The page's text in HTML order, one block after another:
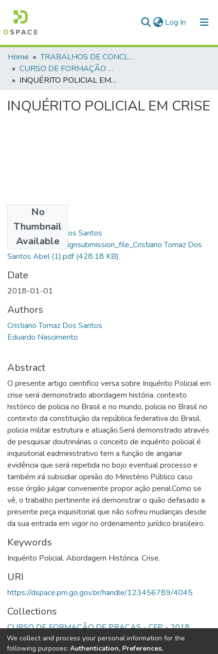
Log In (current)
Communities & Collections
All of DSpace
Home
TRABALHOS DE CONCLUSÃO DE CURSO - CFP (CURSO DE FORMAÇÃO DE PRAÇAS)
CURSO DE FORMAÇÃO DE PRAÇAS - CFP - 2018
INQUÉRITO POLICIAL EM CRISE
INQUÉRITO POLICIAL EM CRISE
No
Thumbnail
Available
Cristiano Tomaz Dos Santos
Abel_13747_assignsubmission_file_Cristiano Tomaz Dos
Santos Abel (1).pdf(428.18 KB)
Date
2018-01-01
Authors
Cristiano Tomaz Dos Santos
Eduardo Nascimento
Abstract
O presente artigo cientifico versa sobre Inquérito Policial em
crise será demonstrado abordagem história, contexto
histórico de policia no Brasil e no mundo, policia no Brasil no
contexto da constituição da república federativa do Brasil,
policia militar estrutura e atuação.Será demonstrado através
de pesquisar doutrinárias o conceito de inquérito policial é
inquisitorial eadministrativo tem a função de angariar
evidência que será repetida no bojo eventual processo e
também irá subsidiar opinião do Ministério Público caso
esse órgão julgar conveniente propor ação penal.Como se
vê, o trabalho pertinente irá demonstrar o quão defasado a
presente peça inquisitorial que não sofreu mudanças desde
da sua entrada em vigor no ordenamento jurídico brasileiro.
Keywords
Inquérito Policial. Abordagem Histórica. Crise.
URI
https://dspace.pm.go.gov.br/handle/123456789/4045
Collections
CURSO DE FORMAÇÃO DE PRAÇAS - CFP - 2018
Full item page
We collect and process your personal information for the
following purposes: Authentication, Preferences,